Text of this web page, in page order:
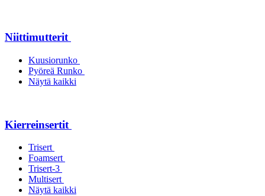
Niittimutterit
Kuusiorunko
Pyöreä Runko
Näytä kaikki
Kierreinsertit
Trisert
Foamsert
Trisert-3
Multisert
Näytä kaikki